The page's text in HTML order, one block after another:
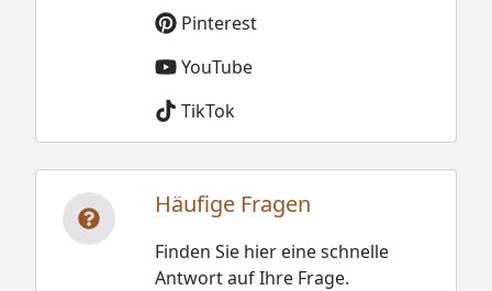
Pinterest
YouTube
TikTok
Häufige Fragen
Finden Sie hier eine schnelle
Antwort auf Ihre Frage.